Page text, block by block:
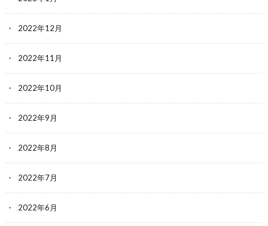
2022年12月
2022年11月
2022年10月
2022年9月
2022年8月
2022年7月
2022年6月